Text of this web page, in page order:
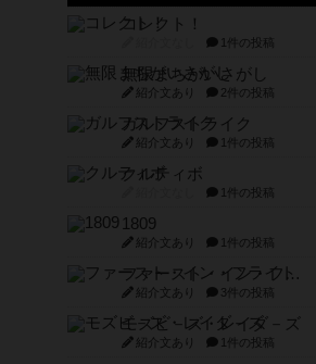
コレクト！
1件の投稿
無限まちがいさがし
紹介文あり 2件の投稿
ガルフストライク
紹介文あり 1件の投稿
クルティボ
1件の投稿
1809
紹介文あり 1件の投稿
ファースト・イン・フライト
紹介文あり 3件の投稿
モズビ－ズ・レイダ－ズ
紹介文あり 1件の投稿